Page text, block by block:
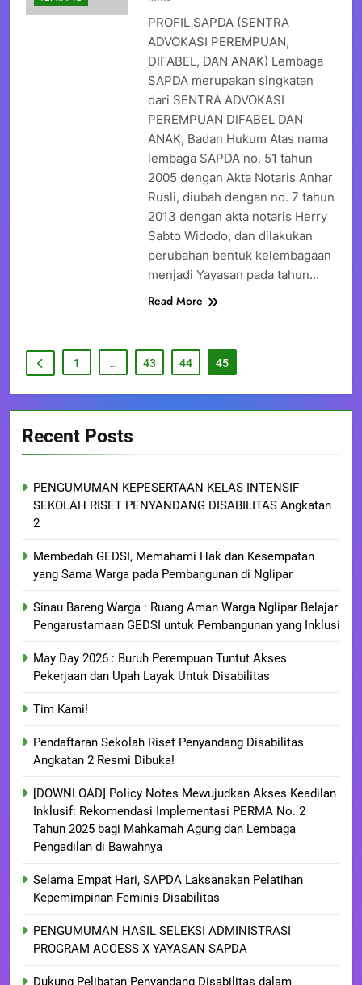
PROFIL SAPDA (SENTRA
ADVOKASI PEREMPUAN,
DIFABEL, DAN ANAK) Lembaga
SAPDA merupakan singkatan
dari SENTRA ADVOKASI
PEREMPUAN DIFABEL DAN
ANAK, Badan Hukum Atas nama
lembaga SAPDA no. 51 tahun
2005 dengan Akta Notaris Anhar
Rusli, diubah dengan no. 7 tahun
2013 dengan akta notaris Herry
Sabto Widodo, dan dilakukan
perubahan bentuk kelembagaan
menjadi Yayasan pada tahun…
Read More
1 … 43 44 45
Recent Posts
PENGUMUMAN KEPESERTAAN KELAS INTENSIF
SEKOLAH RISET PENYANDANG DISABILITAS Angkatan
2
Membedah GEDSI, Memahami Hak dan Kesempatan
yang Sama Warga pada Pembangunan di Nglipar
Sinau Bareng Warga : Ruang Aman Warga Nglipar Belajar
Pengarustamaan GEDSI untuk Pembangunan yang Inklusi
May Day 2026 : Buruh Perempuan Tuntut Akses
Pekerjaan dan Upah Layak Untuk Disabilitas
Tim Kami!
Pendaftaran Sekolah Riset Penyandang Disabilitas
Angkatan 2 Resmi Dibuka!
[DOWNLOAD] Policy Notes Mewujudkan Akses Keadilan
Inklusif: Rekomendasi Implementasi PERMA No. 2
Tahun 2025 bagi Mahkamah Agung dan Lembaga
Pengadilan di Bawahnya
Selama Empat Hari, SAPDA Laksanakan Pelatihan
Kepemimpinan Feminis Disabilitas
PENGUMUMAN HASIL SELEKSI ADMINISTRASI
PROGRAM ACCESS X YAYASAN SAPDA
Dukung Pelibatan Penyandang Disabilitas dalam